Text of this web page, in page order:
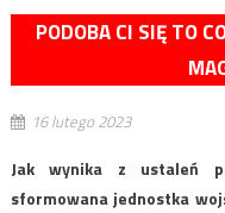
PODOBA CI SIĘ TO
16 lutego 2023
Jak wynika z ustaleń
sformowana jednostka